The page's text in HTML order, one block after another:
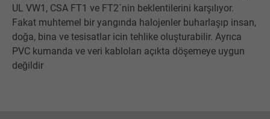
UL VW1, CSA FT1 ve FT2´nin beklentilerini karşılıyor.
Fakat muhtemel bir yangında halojenler buharlaşıp insan,
doğa, bina ve tesisatlar icin tehlike oluşturabilir. Ayrıca
PVC kumanda ve veri kabloları açıkta döşemeye uygun
değildir